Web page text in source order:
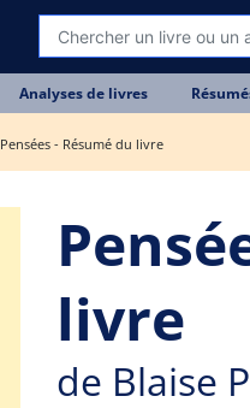
Analyses de livres
Pensées - Résumé du livre
livre
de Blaise